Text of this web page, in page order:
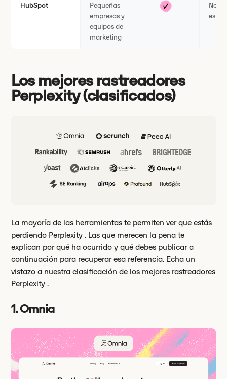
HubSpot
Pequeñas
empresas y
equipos de
marketing
No
Los mejores rastreadores
Perplexity (clasificados)
La mayoría de las herramientas te permiten ver que estás
perdiendo Perplexity . Las que merecen la pena te
explican por qué ha ocurrido y qué debes publicar a
continuación para recuperar esa referencia. Echa un
vistazo a nuestra clasificación de los mejores rastreadores
Perplexity .
1. Omnia